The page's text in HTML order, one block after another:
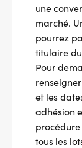
une
marché.
pourrez
titulaire
Pour
et les
adhésion
tous les